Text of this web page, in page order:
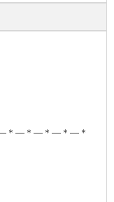
―＊―＊―＊―＊